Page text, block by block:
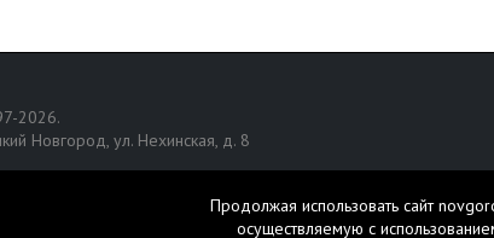
2026.
Новгород, ул. Нехинская, д. 8
Продолжая использовать сайт
осуществляемую с